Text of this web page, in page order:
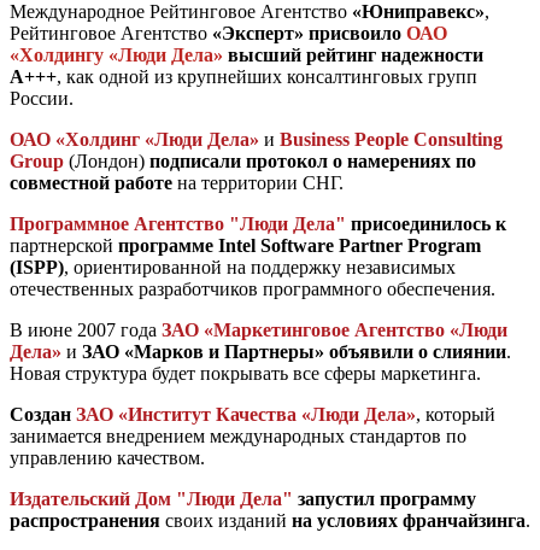
Международное Рейтинговое Агентство «Юниправекс»,
Рейтинговое Агентство «Эксперт» присвоило ОАО
«Холдингу «Люди Дела» высший рейтинг надежности
А+++, как одной из крупнейших консалтинговых групп
России.
ОАО «Холдинг «Люди Дела» и Business People Consulting
Group (Лондон) подписали протокол о намерениях по
совместной работе на территории СНГ.
Программное Агентство "Люди Дела" присоединилось к
партнерской программе Intel Software Partner Program
(ISPP), ориентированной на поддержку независимых
отечественных разработчиков программного обеспечения.
В июне 2007 года ЗАО «Маркетинговое Агентство «Люди
Дела» и ЗАО «Марков и Партнеры» объявили о слиянии.
Новая структура будет покрывать все сферы маркетинга.
Создан ЗАО «Институт Качества «Люди Дела», который
занимается внедрением международных стандартов по
управлению качеством.
Издательский Дом "Люди Дела" запустил программу
распространения своих изданий на условиях франчайзинга.